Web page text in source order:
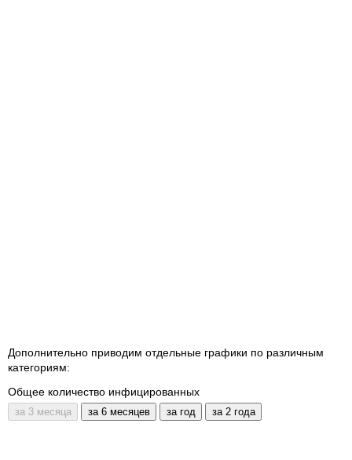
Дополнительно приводим отдельные графики по различным
категориям:
Общее количество инфицированных